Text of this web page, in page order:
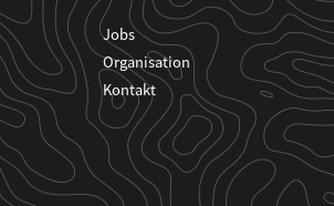
Jobs
Organisation
Kontakt